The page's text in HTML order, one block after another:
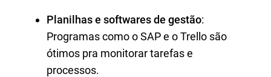
Planilhas e softwares de gestão:
Programas como o SAP e o Trello são
ótimos pra monitorar tarefas e
processos.